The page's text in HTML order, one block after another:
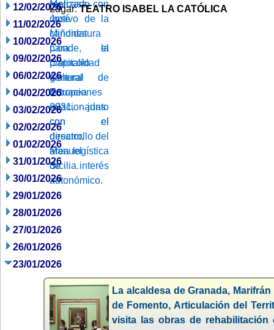
Lugar:TEATRO ISABEL LA CATÓLICA
12/02/2026
11/02/2026
10/02/2026
09/02/2026
06/02/2026
04/02/2026
03/02/2026
02/02/2026
01/02/2026
31/01/2026
30/01/2026
29/01/2026
28/01/2026
27/01/2026
26/01/2026
23/01/2026
La alcaldesa de Granada,
de Fomento, Articulación del
visita las obras de rehabilitación